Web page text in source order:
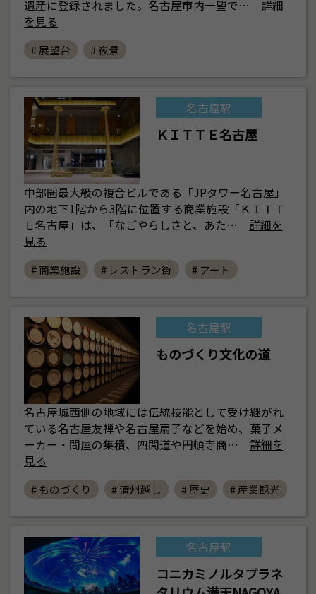
遺産に登録されました。名古屋市内一望で…
詳細
を見る
# 展望台 # 夜景
名古屋駅
ＫＩＴＴＥ名古屋
中部圏最大級の複合ビルである「JPタワー名古屋」
内の地下1階から3階に位置する商業施設「ＫＩＴＴ
Ｅ名古屋」は、「なごやらしさと、あた…
詳細を
見る
# 商業施設 # レストラン街 # アート
名古屋駅
ものづくり文化の道
名古屋城西側の地域には伝統技能として受け継がれ
ている名古屋友禅や名古屋扇子などを始め、菓子メ
ーカー・問屋の集積、四間道や円頓寺商…
詳細を
見る
# ものづくり # 清州越し # 歴史 # 産業観光
名古屋駅
コニカミノルタプラネ